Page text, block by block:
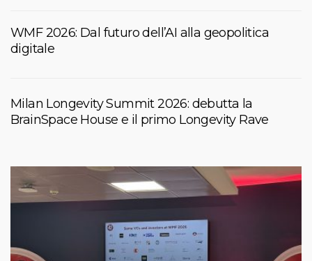
WMF 2026: Dal futuro dell’AI alla geopolitica
digitale
Milan Longevity Summit 2026: debutta la
BrainSpace House e il primo Longevity Rave